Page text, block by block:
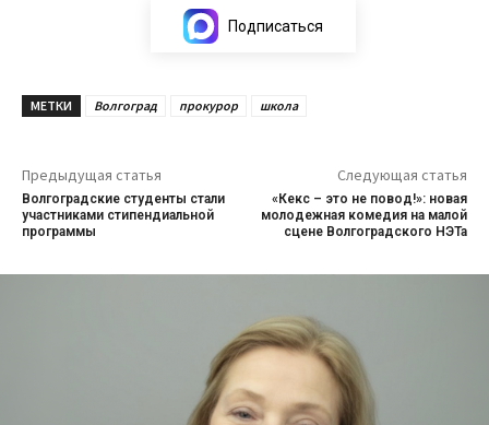
Подписаться
МЕТКИ Волгоград прокурор школа
Предыдущая статья
Волгоградские студенты стали
участниками стипендиальной
программы
Следующая статья
«Кекс – это не повод!»: новая
молодежная комедия на малой
сцене Волгоградского НЭТа